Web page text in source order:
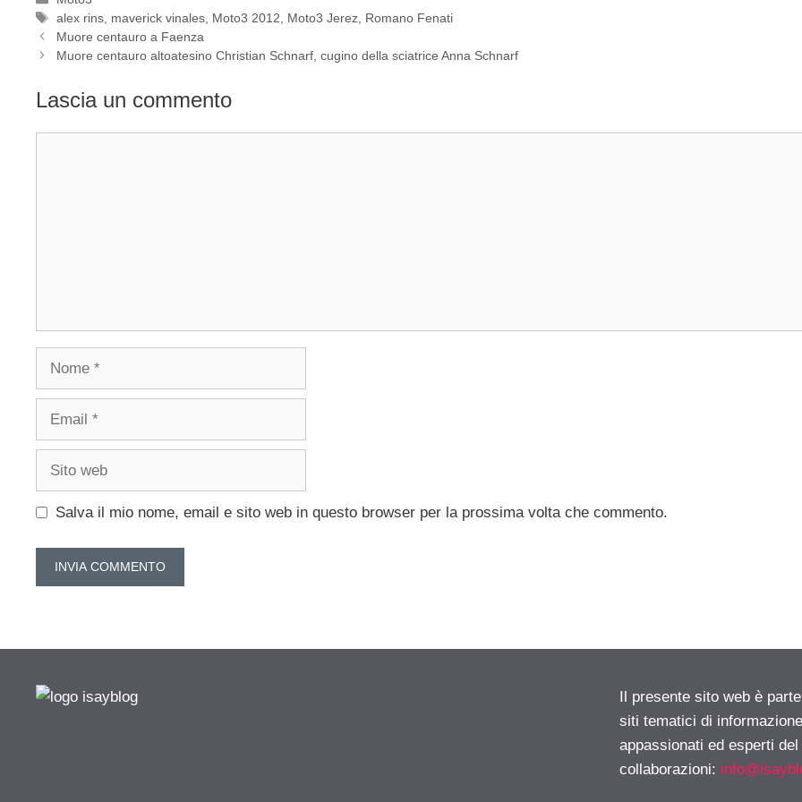
Tag
alex rins maverick vinales Moto3 2012 Moto3 Jerez Romano Fenati
Muore centauro a Faenza
Muore centauro altoatesino Christian Schnarf, cugino della sciatrice Anna Schnarf
Lascia un commento
Nome
Email
Sito
Salva il mio nome, email e sito web in questo browser per la prossima volta che commento.
Il presente sito web è
siti tematici di
appassionati ed esperti
collaborazioni: